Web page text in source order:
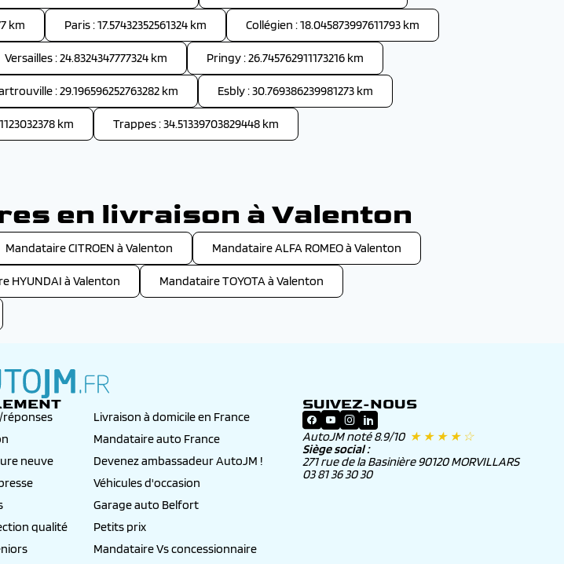
km Paris : 17.57432352561324 km Collégien : 18.045873997611793 km
Versailles : 24.8324347777324 km Pringy : 26.745762911173216 km
: 29.196596252763282 km Esbly : 30.769386239981273 km
km Trappes : 34.51339703829448 km
en livraison à Valenton
Mandataire CITROEN à Valenton Mandataire ALFA ROMEO à Valenton
HYUNDAI à Valenton Mandataire TOYOTA à Valenton
autojm.fr
réponses
Livraison à domicile en France
Mandataire auto France
neuve
Devenez ambassadeur AutoJM !
Véhicules d'occasion
Garage auto Belfort
qualité
Petits prix
Mandataire Vs concessionnaire
SUIVEZ-NOUS
AutoJM noté 8.9/10 ★ ★ ★ ★ ☆
Siège social :
271 rue de la Basinière 90120 MORVILLARS
03 81 36 30 30